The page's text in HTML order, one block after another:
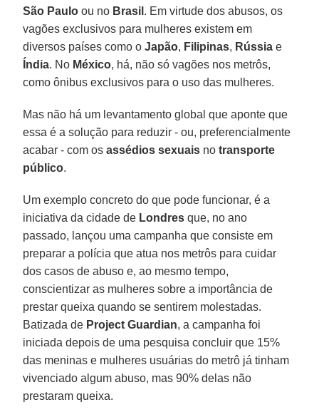
São Paulo ou no Brasil . Em virtude dos abusos, os
vagões exclusivos para mulheres existem em
diversos países como oJapão, Filipinas, Rússia e
Índia. No México, há, não só vagões nos metrôs,
como ônibus exclusivos para o uso das mulheres.
Mas não há um levantamento global que aponte que
essa é a solução para reduzir - ou, preferencialmente
acabar - com osassédios sexuais notransporte
público.
Um exemplo concreto do que pode funcionar, é a
iniciativa da cidade de Londres que, no ano
passado, lançou uma campanha que consiste em
preparar a polícia que atua nos metrôs para cuidar
dos casos de abuso e, ao mesmo tempo,
conscientizar as mulheres sobre a importância de
prestar queixa quando se sentirem molestadas.
Batizada de Project Guardian, a campanha foi
iniciada depois de uma pesquisa concluir que 15%
das meninas e mulheres usuárias do metrô já tinham
vivenciado algum abuso, mas 90% delas não
prestaram queixa.